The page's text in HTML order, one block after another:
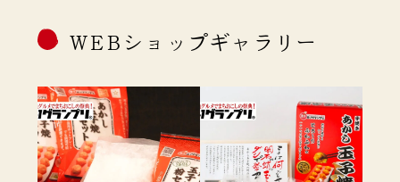
WEBショップギャラリー